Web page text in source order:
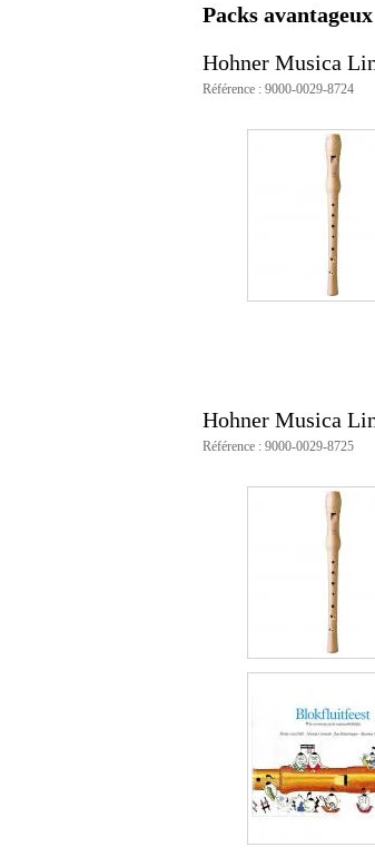
- avec étui
Packs avantageux
Hohner Musica
Référence : 9000-0029-8724
Hohner Musica
Référence : 9000-0029-8725